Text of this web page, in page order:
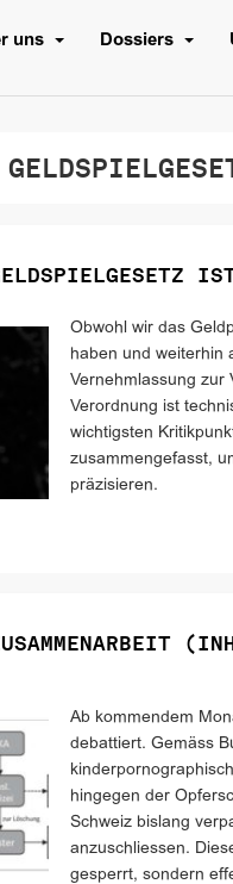
uns Dossiers
Obwohl wir das
haben und weiterhin
Vernehmlassung zur
Verordnung ist
wichtigsten
zusammengefasst,
präzisieren.
Ab kommendem
debattiert. Gemäss
hingegen der
Schweiz bislang
anzuschliessen.
gesperrt, sondern